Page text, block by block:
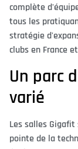
complète
tous les
stratégie
clubs en France
Un parc
varié
Les salles
pointe de la